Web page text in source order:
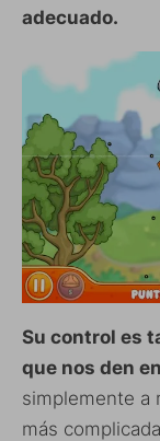
adecuado.
Su control es
que nos den
simplemente a
más